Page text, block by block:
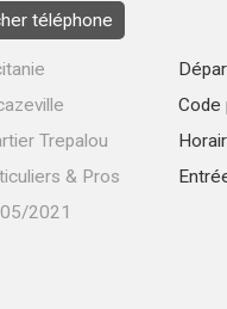
téléphone
Code
Trepalou
& Pros
2021